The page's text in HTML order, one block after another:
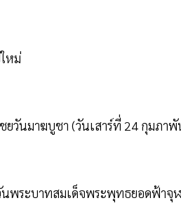
หม่
วันมาฆบูชา (วันเสาร์ที่ 24 กุมภา
พระบาทสมเด็จพระพุทธยอดฟ้าจุ